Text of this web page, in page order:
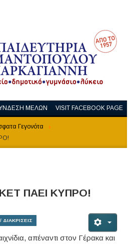
ΜΕΛΩΝ VISIT FACEBOOK PAGE
Γεγονότα
ΠΑΕΙ ΚΥΠΡΟ!
ΔΙΑΚΡΙΣΕΙΣ
απέναντι στον Γέρακα και